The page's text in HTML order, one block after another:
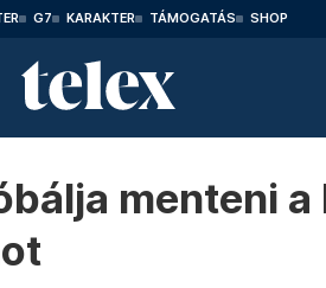
G7 KARAKTER TÁMOGATÁS SHOP
menteni a